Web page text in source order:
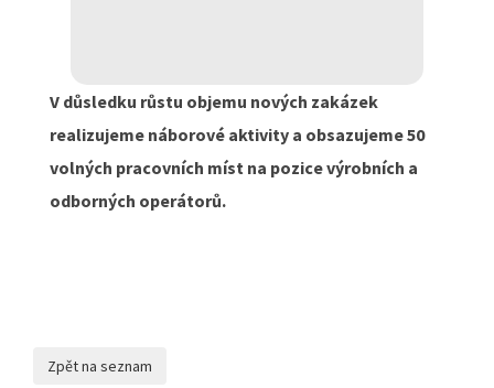
V důsledku růstu objemu nových zakázek
realizujeme náborové aktivity a obsazujeme 50
volných pracovních míst na pozice výrobních a
odborných operátorů.